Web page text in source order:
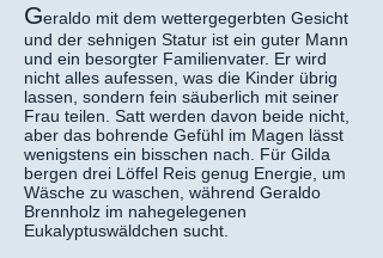
Geraldo mit dem wettergegerbten Gesicht
und der sehnigen Statur ist ein guter Mann
und ein besorgter Familienvater. Er wird
nicht alles aufessen, was die Kinder übrig
lassen, sondern fein säuberlich mit seiner
Frau teilen. Satt werden davon beide nicht,
aber das bohrende Gefühl im Magen lässt
wenigstens ein bisschen nach. Für Gilda
bergen drei Löffel Reis genug Energie, um
Wäsche zu waschen, während Geraldo
Brennholz im nahegelegenen
Eukalyptuswäldchen sucht.